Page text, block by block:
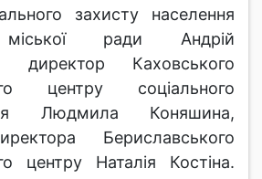
захисту населення
міської ради Андрій
директор Каховського
центру соціального
Людмила Коняшина,
Бериславського
центру Наталія Костіна.